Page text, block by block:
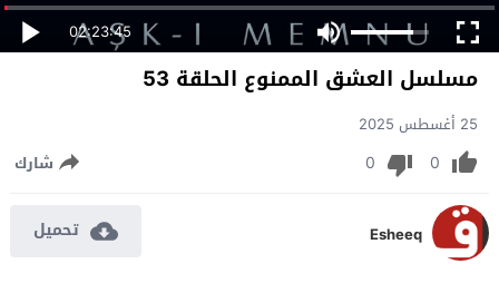
02:23:45
مسلسل العشق الممنوع الحلقة 53
25 أغسطس 2025
0
0 شارك
Esheeq تحميل